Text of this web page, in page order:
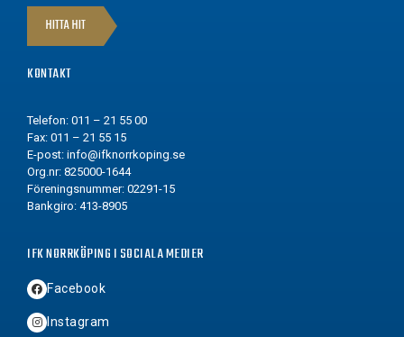
HITTA HIT
KONTAKT
Telefon: 011 – 21 55 00
Fax: 011 – 21 55 15
E-post: info@ifknorrkoping.se
Org.nr: 825000-1644
Föreningsnummer: 02291-15
Bankgiro: 413-8905
IFK NORRKÖPING I SOCIALA MEDIER
Facebook
Instagram